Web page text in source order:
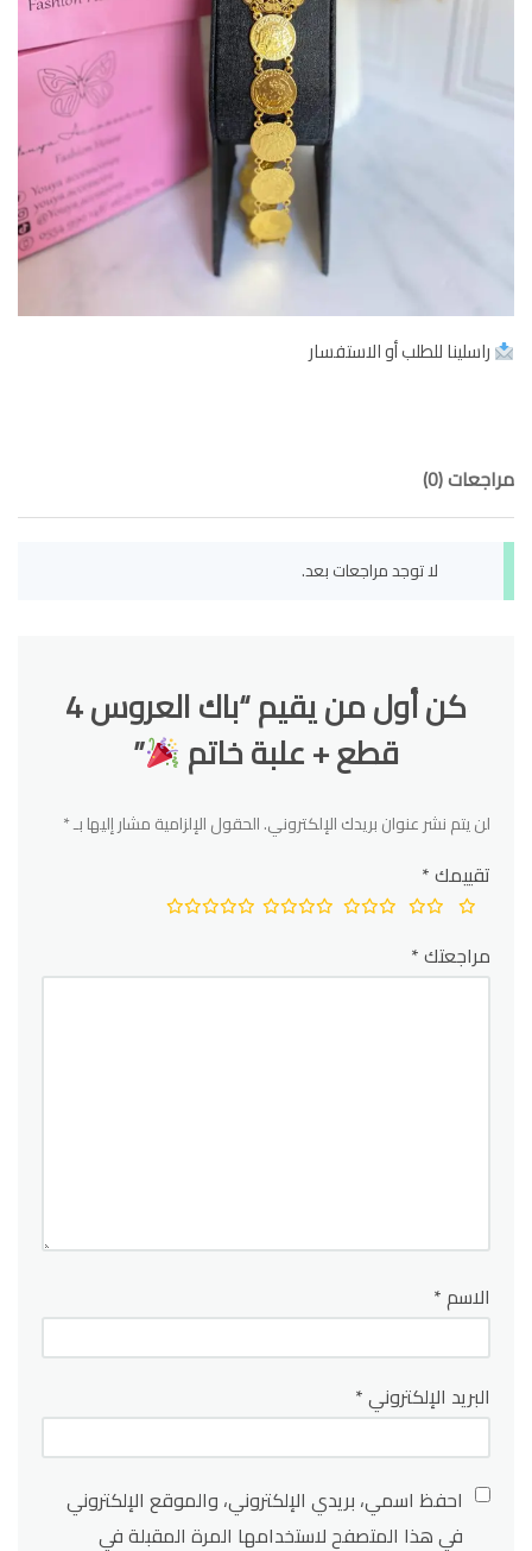
راسلينا للطلب أو الاستفسار
مراجعات (0)
لا توجد مراجعات بعد.
كن أول من يقيم “باك العروس 4
قطع + علبة خاتم ”
لن يتم نشر عنوان بريدك الإلكتروني.الحقول الإلزامية مشار إليها بـ*
تقييمك*
مراجعتك*
الاسم*
البريد الإلكتروني*
احفظ اسمي، بريدي الإلكتروني، والموقع الإلكتروني
في هذا المتصفح لاستخدامها المرة المقبلة في